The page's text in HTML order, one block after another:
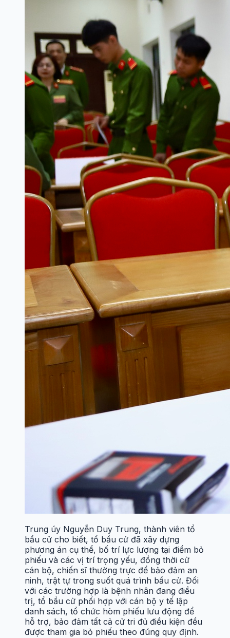
Trung úy Nguyễn Duy Trung, thành viên tổ
bầu cử cho biết, tổ bầu cử đã xây dựng
phương án cụ thể, bố trí lực lượng tại điểm bỏ
phiếu và các vị trí trọng yếu, đồng thời cử
cán bộ, chiến sĩ thường trực để bảo đảm an
ninh, trật tự trong suốt quá trình bầu cử. Đối
với các trường hợp là bệnh nhân đang điều
trị, tổ bầu cử phối hợp với cán bộ y tế lập
danh sách, tổ chức hòm phiếu lưu động để
hỗ trợ, bảo đảm tất cả cử tri đủ điều kiện đều
được tham gia bỏ phiếu theo đúng quy định.